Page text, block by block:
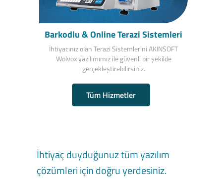
Barkodlu & Online Terazi Sistemleri
İhtiyacınız olan Terazi Sistemlerini AKINSOFT
Wolvox yazılımımız ile güvenli bir şekilde
gerçekleştirebilirsiniz.
Tüm Hizmetler
İhtiyaç duyduğunuz tüm yazılım
çözümleri için doğru yerdesiniz.